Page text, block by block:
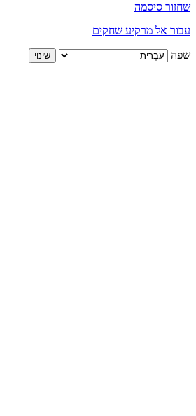
שחזור סיסמה
עבור אל מרקיע שחקים
שפה